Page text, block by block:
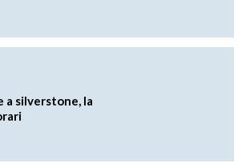
a silverstone, la